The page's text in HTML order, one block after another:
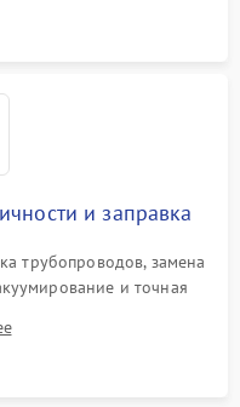
и заправка
трубопроводов, замена
и точная
— замена
блока.